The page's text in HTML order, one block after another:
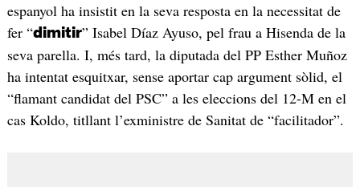
espanyol ha insistit en la seva resposta en la necessitat de
fer “dimitir” Isabel Díaz Ayuso, pel frau a Hisenda de la
seva parella. I, més tard, la diputada del PP Esther Muñoz
ha intentat esquitxar, sense aportar cap argument sòlid, el
“flamant candidat del PSC” a les eleccions del 12-M en el
cas Koldo, titllant l’exministre de Sanitat de “facilitador”.